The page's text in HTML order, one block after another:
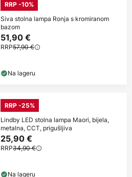
RRP -10%
Siva stolna lampa Ronja s kromiranom
bazom
51,90 €
RRP57,90 €
Na lageru
RRP -25%
Lindby LED stolna lampa Maori, bijela,
metalna, CCT, prigušljiva
25,90 €
RRP34,90 €
Na lageru